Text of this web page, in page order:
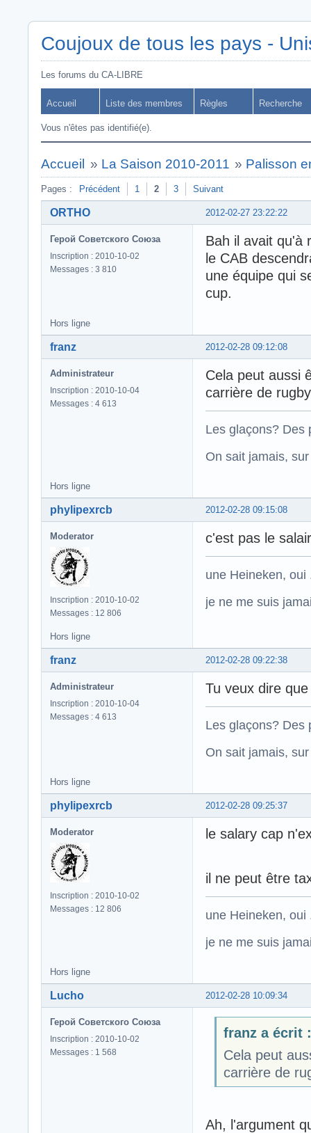
Coujoux de tous les pays -
Les forums du CA-LIBRE
Accueil Liste des membres Règles Recherche
Vous n'êtes pas identifié(e).
Accueil » La Saison 2010-2011 » Palisson
Pages : Précédent 1 2 3 Suivant
2012-02-27 23:22:22
ORTHO
Герой Советского Союза
Inscription : 2010-10-02
Messages : 3 810
Bah il avait qu'à
le CAB
une équipe qui
cup.
Hors ligne
2012-02-28 09:12:08
franz
Administrateur
Inscription : 2010-10-04
Messages : 4 613
Cela peut aussi
carrière de
Les glaçons? Des
On sait jamais,
Hors ligne
2012-02-28 09:15:08
phylipexrcb
Moderator
Inscription : 2010-10-02
Messages : 12 806
c'est pas le
une Heineken,
je ne me suis
Hors ligne
2012-02-28 09:22:38
franz
Administrateur
Inscription : 2010-10-04
Messages : 4 613
Tu veux dire
Les glaçons? Des
On sait jamais,
Hors ligne
2012-02-28 09:25:37
phylipexrcb
Moderator
Inscription : 2010-10-02
Messages : 12 806
le salary cap
il ne peut être
une Heineken,
je ne me suis
Hors ligne
2012-02-28 10:09:34
Lucho
Герой Советского Союза
Inscription : 2010-10-02
Messages : 1 568
franz a écrit :
Cela peut
carrière de
Ah, l'argument